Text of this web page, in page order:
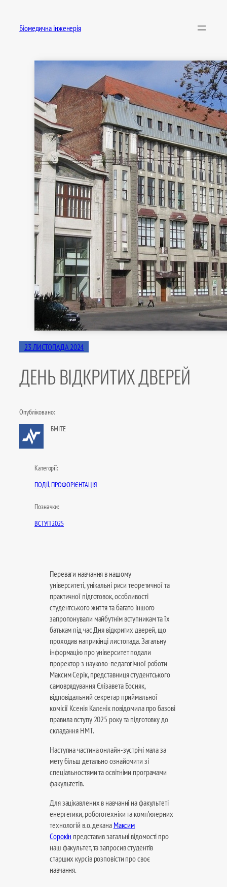
вмістуБіомедична інженерія
23 ЛИСТОПАДА 2024
ДЕНЬ ВІДКРИТИХ ДВЕРЕЙ
Опубліковано:
БМІТЕ
Категорії:
ПОДІЇ, ПРОФОРІЄНТАЦІЯ
Позначки:
ВСТУП 2025
Переваги навчання в нашому
університеті, унікальні риси теоретичної та
практичної підготовок, особливості
студентського життя та багато іншого
запропонували майбутнім вступникам та їх
батькам під час Дня відкритих дверей, що
проходив наприкінці листопада. Загальну
інформацію про університет подали
проректор з науково-педагогічної роботи
Максим Серік, представниця студентського
самоврядування Єлізавета Босняк,
відповідальний секретар приймальної
комісії Ксенія Калєнік повідомила про базові
правила вступу 2025 року та підготовку до
складання НМТ.
Наступна частина онлайн-зустрічі мала за
мету більш детально ознайомити зі
спеціальностями та освітніми програмами
факультетів.
Для зацікавлених в навчанні на факультеті
енергетики, робототехніки та комп’ютерних
технологій в.о. деканаМаксим
Сорокін представив загальні відомості про
наш факультет, та запросив студентів
старших курсів розповісти про своє
навчання.